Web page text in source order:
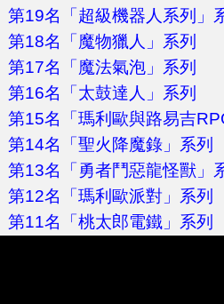
第19名「超級機器人系列」
第18名「魔物獵人」系列
第17名「魔法氣泡」系列
第16名「太鼓達人」系列
第15名「瑪利歐與路易吉
第14名「聖火降魔錄」系列
第13名「勇者鬥惡龍怪獸」
第12名「瑪利歐派對」系列
第11名「桃太郎電鐵」系列